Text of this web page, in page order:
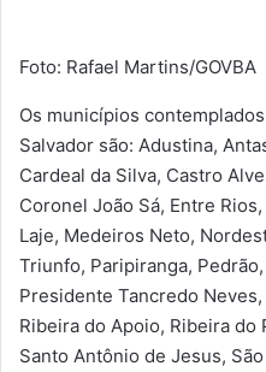
Foto: Rafael Martins/GOVBA
Os municípios
Salvador são: Adustina,
Cardeal da Silva, Castro
Coronel João Sá, Entre
Laje, Medeiros Neto,
Triunfo, Paripiranga,
Presidente Tancredo
Ribeira do Apoio, Ribeira do
Santo Antônio de Jesus,